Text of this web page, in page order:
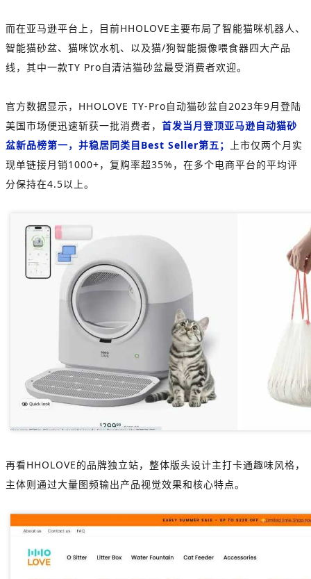
而在亚马逊平台上，目前HHOLOVE主要布局了智能猫咪机器人、
智能猫砂盆、猫咪饮水机、以及猫/狗智能摄像喂食器四大产品
线，其中一款TY Pro自清洁猫砂盆最受消费者欢迎。
官方数据显示，HHOLOVE TY-Pro自动猫砂盆自2023年9月登陆
美国市场便迅速斩获一批消费者， 首发当月登顶亚马逊自动猫砂
盆新品榜第一，并稳居同类目Best Seller第五；
上市仅两个月实
现单链接月销1000+，复购率超35%，在多个电商平台的平均评
分保持在4.5以上。
再看HHOLOVE的品牌独立站，整体版头设计主打卡通趣味风格，
主体则通过大量图频输出产品视觉效果和核心特点。